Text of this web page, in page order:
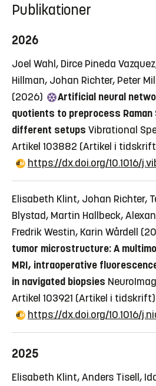
Publikationer
2026
Joel Wahl, Dirce Pineda
Hillman, Johan Richter, Peter
(2026)
Artificial neural
quotients to preprocess
different setups Vibrational
Artikel 103882 (Artikel i
https://dx.doi.org/10.1016/
Elisabeth Klint, Johan Richter,
Blystad, Martin Hallbeck,
Fredrik Westin, Karin Wårdell
tumor microstructure: A
MRI, intraoperative
in navigated biopsies
Artikel 103921 (Artikel i tidskrift)
https://dx.doi.org/10.1016/
2025
Elisabeth Klint, Anders Tisell,